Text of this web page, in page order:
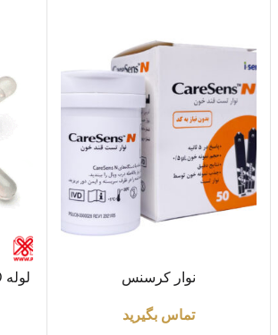
اطلاعات بیشترنوار کرسنس
تماس بگیرید